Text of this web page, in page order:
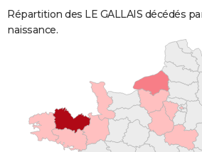
Répartition des LE GALLAIS décédés
naissance.